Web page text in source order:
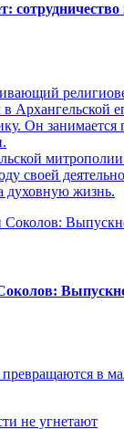
сотрудничество
Архангельской
Он занимается
своей
духовную жизнь.
в